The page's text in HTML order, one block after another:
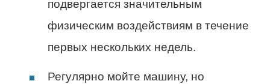
подвергается значительным
физическим воздействиям в течение
первых нескольких недель.
Регулярно мойте машину, но